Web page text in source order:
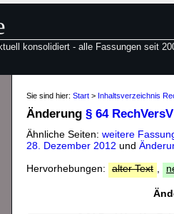
konsolidiert - alle Fassungen seit
Sie sind hier: Start > Inhaltsverzeichnis
Änderung § 64 RechVersV
Ähnliche Seiten: weitere
28. Dezember 2012 und
Hervorhebungen:
alter Text